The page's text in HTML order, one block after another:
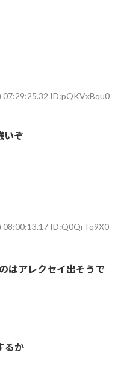
07:29:25.32 ID:pQKVxBqu0
いぞ
08:00:13.17 ID:Q0QrTq9X0
はアレクセイ出そうで
るか